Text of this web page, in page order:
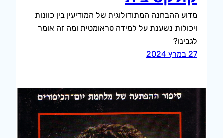
מדוע ההבחנה המתודולוגית של המודיעין בין כוונות
ויכולות נשענת על למידה טראומטית ומה זה אומר
לגבינו?
27 במרץ 2024